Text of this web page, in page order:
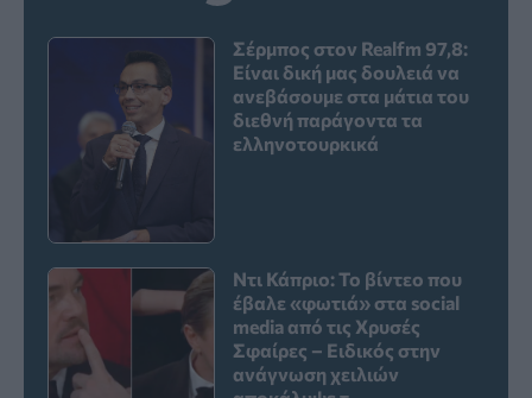
Σέρμπος στον Realfm 97,8:
Είναι δική μας δουλειά να
ανεβάσουμε στα μάτια του
διεθνή παράγοντα τα
ελληνοτουρκικά
Ντι Κάπριο: Το βίντεο που
έβαλε «φωτιά» στα social
media από τις Χρυσές
Σφαίρες – Ειδικός στην
ανάγνωση χειλιών